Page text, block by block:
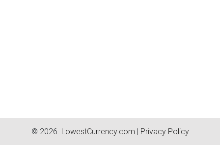
© 2026. LowestCurrency.com | Privacy Policy